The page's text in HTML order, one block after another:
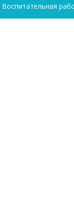
Воспитательная